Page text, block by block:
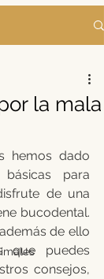
la mala
hemos dado
básicas para
de una
bucodental.
de ello
que puedes
consejos,